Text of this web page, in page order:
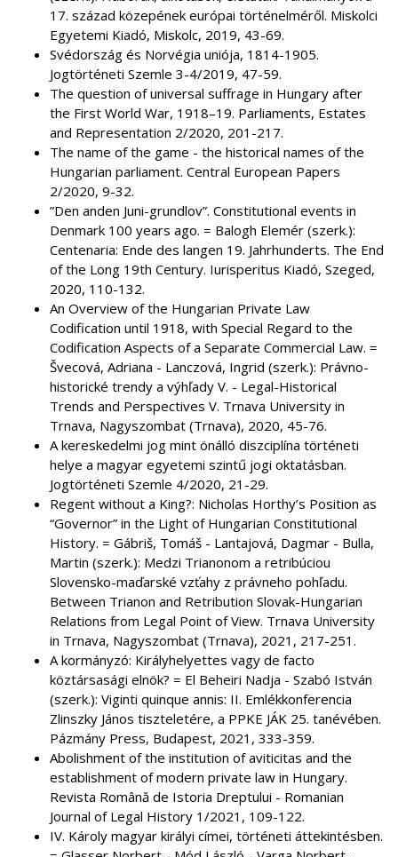
17. század közepének európai történelméről. Miskolci
Egyetemi Kiadó, Miskolc, 2019, 43-69.
Svédország és Norvégia uniója, 1814-1905.
Jogtörténeti Szemle 3-4/2019, 47-59.
The question of universal suffrage in Hungary after
the First World War, 1918–19. Parliaments, Estates
and Representation 2/2020, 201-217.
The name of the game - the historical names of the
Hungarian parliament. Central European Papers
2/2020, 9-32.
”Den anden Juni-grundlov”. Constitutional events in
Denmark 100 years ago. = Balogh Elemér (szerk.):
Centenaria: Ende des langen 19. Jahrhunderts. The End
of the Long 19th Century. Iurisperitus Kiadó, Szeged,
2020, 110-132.
An Overview of the Hungarian Private Law
Codification until 1918, with Special Regard to the
Codification Aspects of a Separate Commercial Law. =
Švecová, Adriana - Lanczová, Ingrid (szerk.): Právno-
historické trendy a výhľady V. - Legal-Historical
Trends and Perspectives V. Trnava University in
Trnava, Nagyszombat (Trnava), 2020, 45-76.
A kereskedelmi jog mint önálló diszciplína történeti
helye a magyar egyetemi szintű jogi oktatásban.
Jogtörténeti Szemle 4/2020, 21-29.
Regent without a King?: Nicholas Horthy’s Position as
“Governor” in the Light of Hungarian Constitutional
History. = Gábriš, Tomáš - Lantajová, Dagmar - Bulla,
Martin (szerk.): Medzi Trianonom a retribúciou
Slovensko-maďarské vzťahy z právneho pohľadu.
Between Trianon and Retribution Slovak-Hungarian
Relations from Legal Point of View. Trnava University
in Trnava, Nagyszombat (Trnava), 2021, 217-251.
A kormányzó: Királyhelyettes vagy de facto
köztársasági elnök? = El Beheiri Nadja - Szabó István
(szerk.): Viginti quinque annis: II. Emlékkonferencia
Zlinszky János tiszteletére, a PPKE JÁK 25. tanévében.
Pázmány Press, Budapest, 2021, 333-359.
Abolishment of the institution of aviticitas and the
establishment of modern private law in Hungary.
Revista Română de Istoria Dreptului - Romanian
Journal of Legal History 1/2021, 109-122.
IV. Károly magyar királyi címei, történeti áttekintésben.